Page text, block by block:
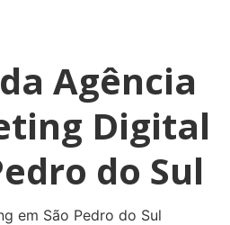
Agência
Digital
do Sul
em São Pedro do Sul